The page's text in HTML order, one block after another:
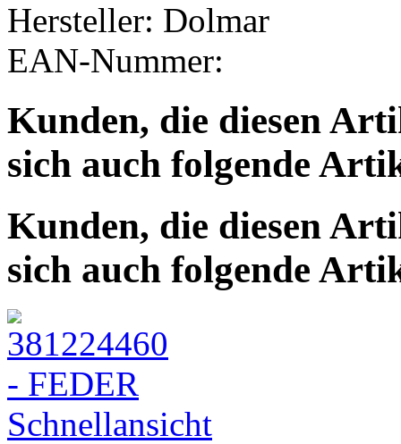
Hersteller: Dolmar
EAN-Nummer:
Kunden, die diesen
sich auch folgende
Kunden, die diesen
sich auch folgende
Schnellansicht